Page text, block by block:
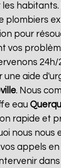
habitants.
plombiers
pour
vos
une aide
. Nous
eau
rapide et
nous nous
appels en